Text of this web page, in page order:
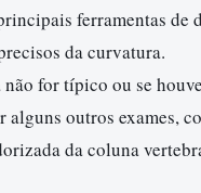
ferramentas de
da curvatura.
não for típico ou se
outros exames,
da coluna